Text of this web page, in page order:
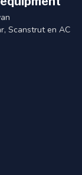
Scanstrut en AC